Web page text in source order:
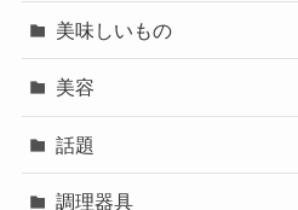
美味しいもの
美容
話題
調理器具